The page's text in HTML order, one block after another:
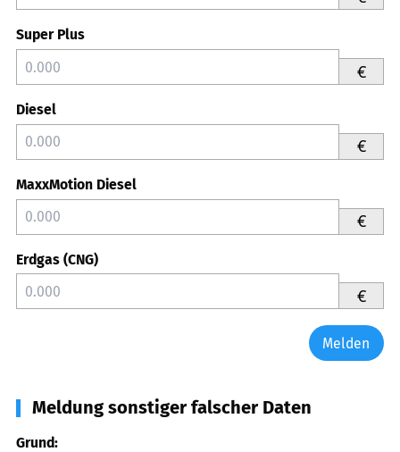
Super Plus
€
Diesel
€
MaxxMotion Diesel
€
Erdgas (CNG)
€
Melden
Meldung sonstiger falscher Daten
Grund: